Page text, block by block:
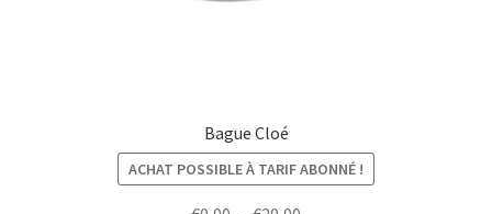
Bague Cloé
ACHAT POSSIBLE À TARIF ABONNÉ !